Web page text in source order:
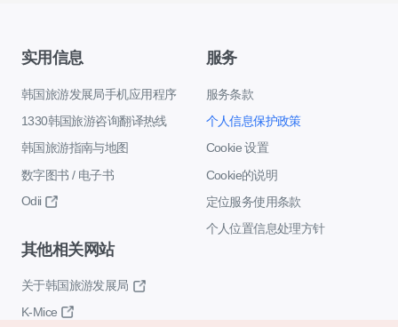
实用信息
韩国旅游发展局手机应用程序
1330韩国旅游咨询翻译热线
韩国旅游指南与地图
数字图书 / 电子书
Odii
服务
服务条款
个人信息保护政策
Cookie 设置
Cookie的说明
定位服务使用条款
个人位置信息处理方针
其他相关网站
关于韩国旅游发展局
K-Mice